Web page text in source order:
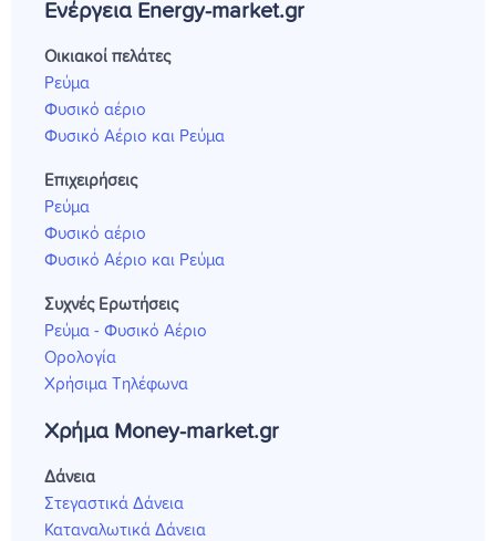
Ενέργεια Energy-market.gr
Οικιακοί πελάτες
Ρεύμα
Φυσικό αέριο
Φυσικό Αέριο και Ρεύμα
Επιχειρήσεις
Ρεύμα
Φυσικό αέριο
Φυσικό Αέριο και Ρεύμα
Συχνές Ερωτήσεις
Ρεύμα - Φυσικό Αέριο
Ορολογία
Χρήσιμα Τηλέφωνα
Χρήμα Money-market.gr
Δάνεια
Στεγαστικά Δάνεια
Καταναλωτικά Δάνεια